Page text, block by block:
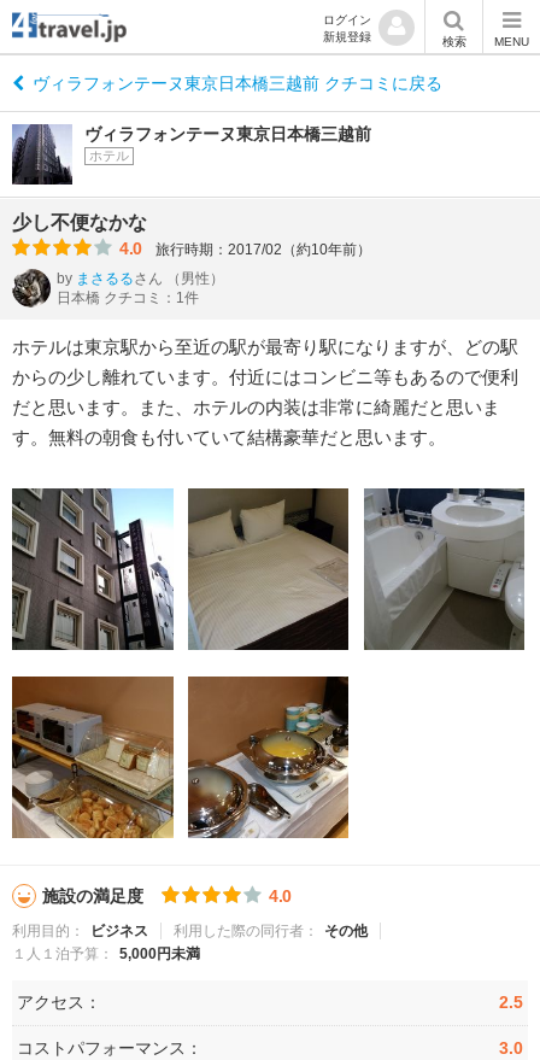
ログイン
新規登録
検索 MENU
ヴィラフォンテーヌ東京日本橋三越前 クチコミに戻る
ヴィラフォンテーヌ東京日本橋三越前
ホテル
少し不便なかな
4.0
旅行時期：2017/02（約10年前）
by まさるるさん
（男性）
日本橋 クチコミ：1件
ホテルは東京駅から至近の駅が最寄り駅になりますが、どの駅
からの少し離れています。付近にはコンビニ等もあるので便利
だと思います。また、ホテルの内装は非常に綺麗だと思いま
す。無料の朝食も付いていて結構豪華だと思います。
施設の満足度 4.0
利用目的： ビジネス 利用した際の同行者：
その他
１人１泊予算：
5,000円未満
アクセス： 2.5
コストパフォーマンス： 3.0